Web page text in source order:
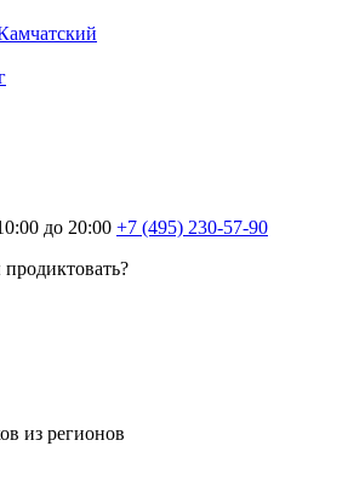
до 20:00 +7 (495) 230-57-90
из регионов